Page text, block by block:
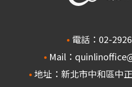
電話：02-
Mail：
地址：新北市中和區中